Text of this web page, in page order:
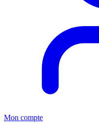
Mon compte